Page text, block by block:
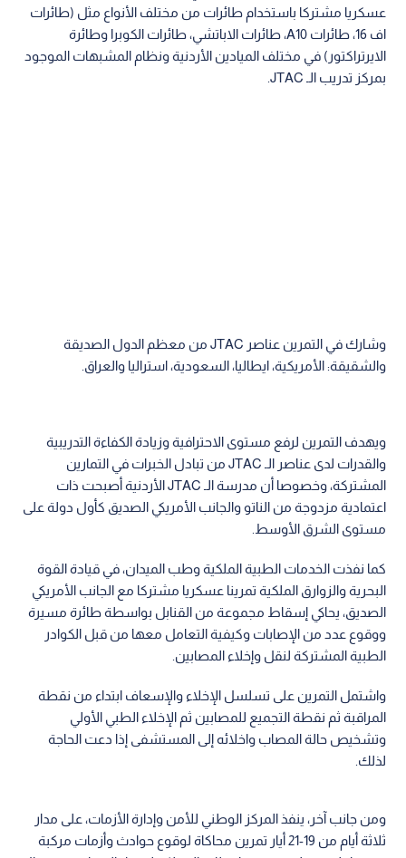
عسكريا مشتركا باستخدام طائرات من مختلف الأنواع مثل (طائرات
اف 16، طائرات A10، طائرات الاباتشي، طائرات الكوبرا وطائرة
الايرتراكتور) في مختلف الميادين الأردنية ونظام المشبهات الموجود
بمركز تدريب الـ JTAC.
وشارك في التمرين عناصر JTAC من معظم الدول الصديقة
والشقيقة: الأمريكية، ايطاليا، السعودية، استراليا والعراق.
ويهدف التمرين لرفع مستوى الاحترافية وزيادة الكفاءة التدريبية
والقدرات لدى عناصر الـ JTAC من تبادل الخبرات في التمارين
المشتركة، وخصوصا أن مدرسة الـ JTAC الأردنية أصبحت ذات
اعتمادية مزدوجة من الناتو والجانب الأمريكي الصديق كأول دولة على
مستوى الشرق الأوسط.
كما نفذت الخدمات الطبية الملكية وطب الميدان، في قيادة القوة
البحرية والزوارق الملكية تمرينا عسكريا مشتركا مع الجانب الأمريكي
الصديق، يحاكي إسقاط مجموعة من القنابل بواسطة طائرة مسيرة
ووقوع عدد من الإصابات وكيفية التعامل معها من قبل الكوادر
الطبية المشتركة لنقل وإخلاء المصابين.
واشتمل التمرين على تسلسل الإخلاء والإسعاف ابتداء من نقطة
المراقبة ثم نقطة التجميع للمصابين ثم الإخلاء الطبي الأولي
وتشخيص حالة المصاب واخلائه إلى المستشفى إذا دعت الحاجة
لذلك.
ومن جانب آخر، ينفذ المركز الوطني للأمن وإدارة الأزمات، على مدار
ثلاثة أيام من 19-21 أيار تمرين محاكاة لوقوع حوادث وأزمات مركبة